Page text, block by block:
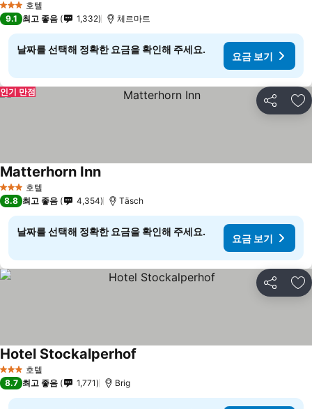
3 성급 호텔
9.1 최고 좋음 1,332 체르마트
날짜를 선택해 정확한 요금을 확인해 주세요.
요금 보기
공유 즐
인기 만점
3 성급 호텔
Matterhorn Inn요금 보기
8.8 최고 좋음 4,354 Täsch
날짜를 선택해 정확한 요금을 확인해 주세요.
요금 보기
공유 즐
3 성급 호텔
Hotel Stockalperhof
8.7 최고 좋음 1,771 Brig